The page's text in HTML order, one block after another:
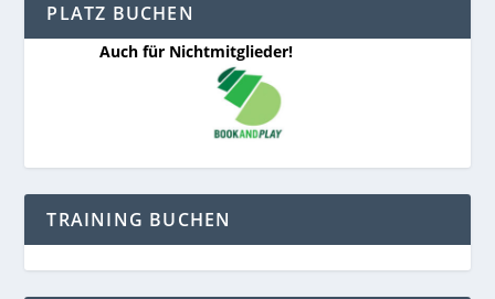
PLATZ BUCHEN
Auch für Nichtmitglieder!
TRAINING BUCHEN